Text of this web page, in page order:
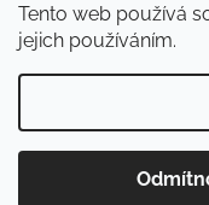
Tento web používá
jejich používáním.